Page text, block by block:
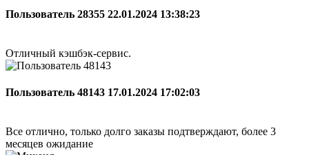
Пользователь 28355 22.01.2024 13:38:23
Отличный кэшбэк-сервис.
Пользователь 48143 17.01.2024 17:02:03
Все отлично, только долго заказы подтверждают, более 3
месяцев ожидание